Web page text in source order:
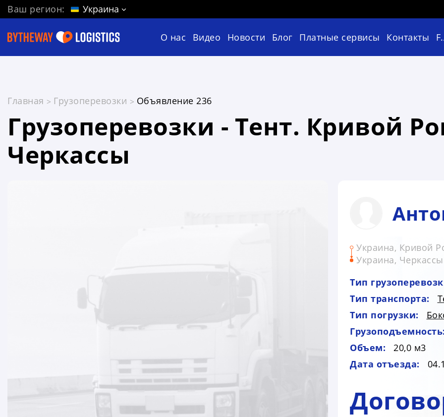
Ваш регион: Украина
О нас Видео Новости Блог Платные сервисы Контакты
Главная Грузоперевозки Объявление 236
Грузоперевозки - Тент. Кривой
Черкассы
Украина, Кривой
Украина, Черкассы
Тип
Тип транспорта:
Тип погрузки:
Объем:
20,0 м3
Дата отъезда: